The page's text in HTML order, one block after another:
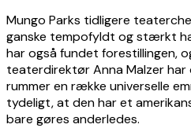
Mungo Parks tidligere
ganske tempofyldt og stærkt
har også fundet forestillingen,
teaterdirektør Anna Malzer har
rummer en række universelle
tydeligt, at den har et
bare gøres anderledes.